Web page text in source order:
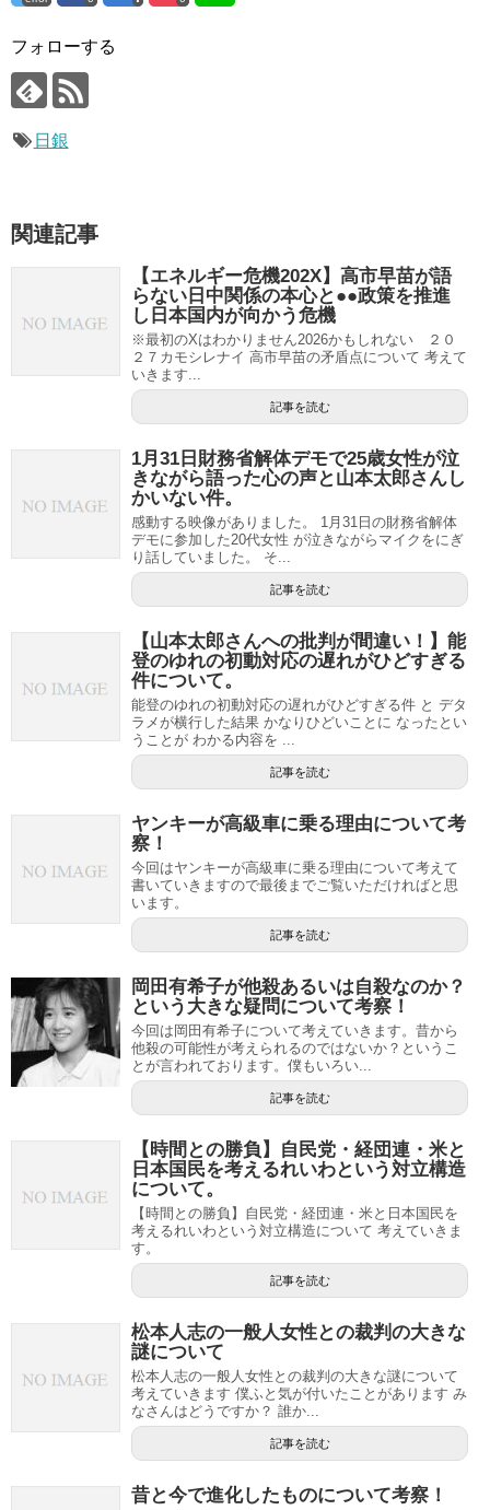
フォローする
日銀
関連記事
【エネルギー危機202X】高市早苗が語
らない日中関係の本心と●●政策を推進
し日本国内が向かう危機
※最初のXはわかりません2026かもしれない ２０
２７カモシレナイ 高市早苗の矛盾点について 考えて
いきます...
記事を読む
1月31日財務省解体デモで25歳女性が泣
きながら語った心の声と山本太郎さんし
かいない件。
感動する映像がありました。 1月31日の財務省解体
デモに参加した20代女性 が泣きながらマイクをにぎ
り話していました。 そ...
記事を読む
【山本太郎さんへの批判が間違い！】能
登のゆれの初動対応の遅れがひどすぎる
件について。
能登のゆれの初動対応の遅れがひどすぎる件 と デタ
ラメが横行した結果 かなりひどいことに なったとい
うことが わかる内容を ...
記事を読む
ヤンキーが高級車に乗る理由について考
察！
今回はヤンキーが高級車に乗る理由について考えて
書いていきますので最後までご覧いただければと思
います。
記事を読む
岡田有希子が他殺あるいは自殺なのか？
という大きな疑問について考察！
今回は岡田有希子について考えていきます。昔から
他殺の可能性が考えられるのではないか？というこ
とが言われております。僕もいろい...
記事を読む
【時間との勝負】自民党・経団連・米と
日本国民を考えるれいわという対立構造
について。
【時間との勝負】自民党・経団連・米と日本国民を
考えるれいわという対立構造について 考えていきま
す。
記事を読む
松本人志の一般人女性との裁判の大きな
謎について
松本人志の一般人女性との裁判の大きな謎について
考えていきます 僕ふと気が付いたことがあります み
なさんはどうですか？ 誰か...
記事を読む
昔と今で進化したものについて考察！